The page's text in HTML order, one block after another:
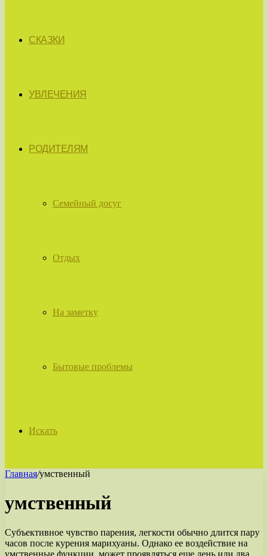
СКАЗКИ
УВЛЕЧЕНИЯ
РОДИТЕЛЯМ
Семейный досуг
Отдых
На заметку
Бытовые проблемы
Искать
Главная/умственный
умственный
Субъективное чувство парения, легкости обычно длится пару
часов после курения марихуаны. Однако ее воздействие на
умственные функции, может проявляться еще день или два.